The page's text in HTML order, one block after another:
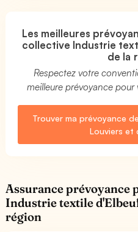
Les meilleures
collective Industrie
de la
Respectez votre
meilleure prévoyance pour
Trouver ma prévoyance
Louviers et
Assurance prévoyance
Industrie textile
région